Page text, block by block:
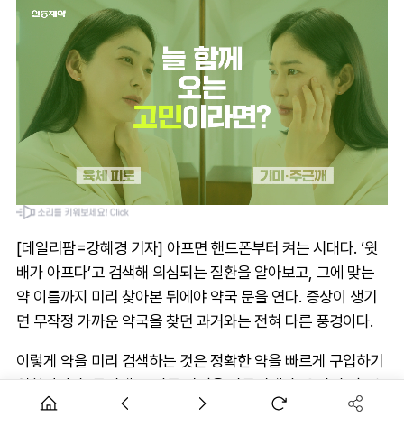
[데일리팜=강혜경 기자] 아프면 핸드폰부터 켜는 시대다. ‘윗
배가 아프다’고 검색해 의심되는 질환을 알아보고, 그에 맞는
약 이름까지 미리 찾아본 뒤에야 약국 문을 연다. 증상이 생기
면 무작정 가까운 약국을 찾던 과거와는 전혀 다른 풍경이다.
이렇게 약을 미리 검색하는 것은 정확한 약을 빠르게 구입하기
위함이지만, 동시에 또 다른 과정을 만들어낸다. 온라인 정보는
일반적이고 포괄적이라 ‘내 증상’에 딱 맞는 답을 주지는 못하